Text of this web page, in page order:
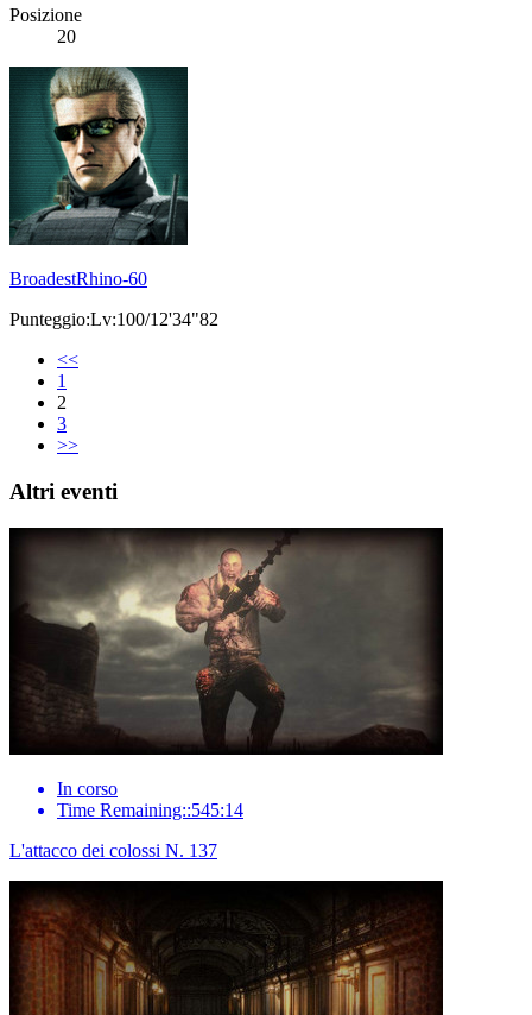
Posizione
20
BroadestRhino-60
Punteggio:Lv:100/12'34"82
<<
1
2
3
>>
Altri eventi
In corso
Time Remaining::545:14
L'attacco dei colossi N. 137